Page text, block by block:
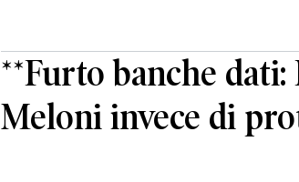
**Furto banche dati:
Meloni invece di